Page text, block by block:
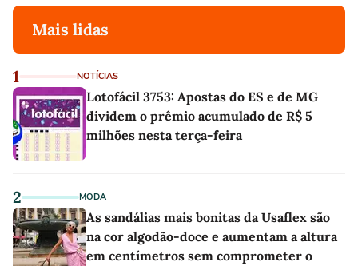
Mais lidas
1 NOTÍCIAS
Lotofácil 3753: Apostas do ES e de MG
dividem o prêmio acumulado de R$ 5
milhões nesta terça-feira
2 MODA
As sandálias mais bonitas da Usaflex são
na cor algodão-doce e aumentam a altura
em centímetros sem comprometer o